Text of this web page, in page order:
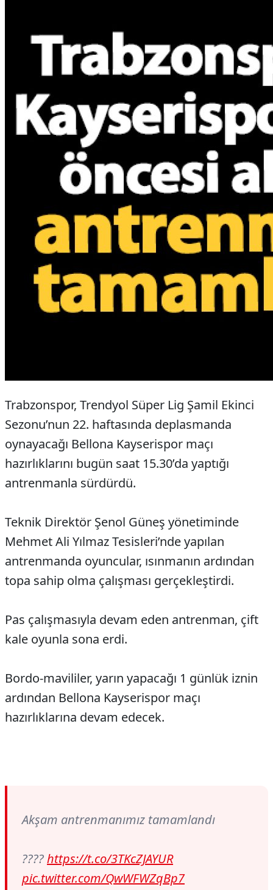
Trabzonspor, Trendyol Süper Lig Şamil Ekinci
Sezonu’nun 22. haftasında deplasmanda
oynayacağı Bellona Kayserispor maçı
hazırlıklarını bugün saat 15.30’da yaptığı
antrenmanla sürdürdü.
Teknik Direktör Şenol Güneş yönetiminde
Mehmet Ali Yılmaz Tesisleri’nde yapılan
antrenmanda oyuncular, ısınmanın ardından
topa sahip olma çalışması gerçekleştirdi.
Pas çalışmasıyla devam eden antrenman, çift
kale oyunla sona erdi.
Bordo-mavililer, yarın yapacağı 1 günlük iznin
ardından Bellona Kayserispor maçı
hazırlıklarına devam edecek.
Akşam antrenmanımız tamamlandı
????https://t.co/3TKcZJAYUR
pic.twitter.com/QwWFWZqBp7